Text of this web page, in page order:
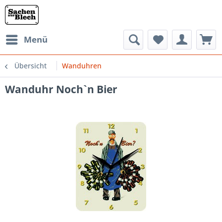
Menü
Übersicht Wanduhren
Wanduhr Noch`n Bier